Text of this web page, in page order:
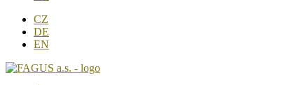
CZ
DE
EN